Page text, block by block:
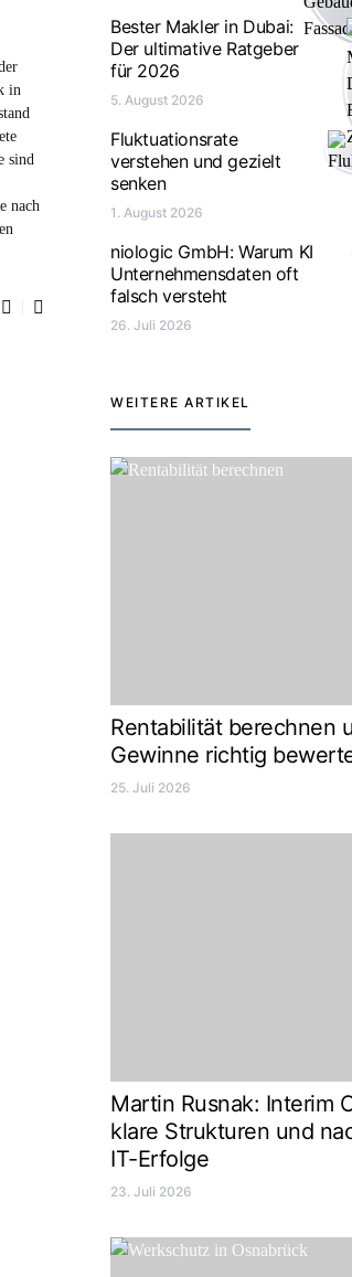
in
sind
nach
Bester Makler in Dubai:
Der ultimative Ratgeber
für 2026
5. August 2026
Fluktuationsrate
verstehen und gezielt
senken
1. August 2026
niologic GmbH: Warum KI
Unternehmensdaten oft
falsch versteht
26. Juli 2026
WEITERE ARTIKEL
Rentabilität berechnen
Gewinne richtig
25. Juli 2026
Martin Rusnak: Interim
klare Strukturen und
IT-Erfolge
23. Juli 2026